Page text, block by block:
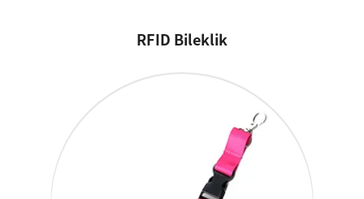
RFID Bileklik